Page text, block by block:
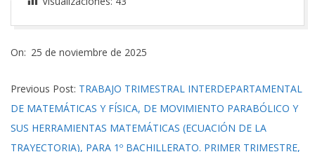
11-
On: 25 de noviembre de 2025
Previous Post: TRABAJO TRIMESTRAL INTERDEPARTAMENTAL
DE MATEMÁTICAS Y FÍSICA, DE MOVIMIENTO PARABÓLICO Y
SUS HERRAMIENTAS MATEMÁTICAS (ECUACIÓN DE LA
TRAYECTORIA), PARA 1º BACHILLERATO. PRIMER TRIMESTRE,